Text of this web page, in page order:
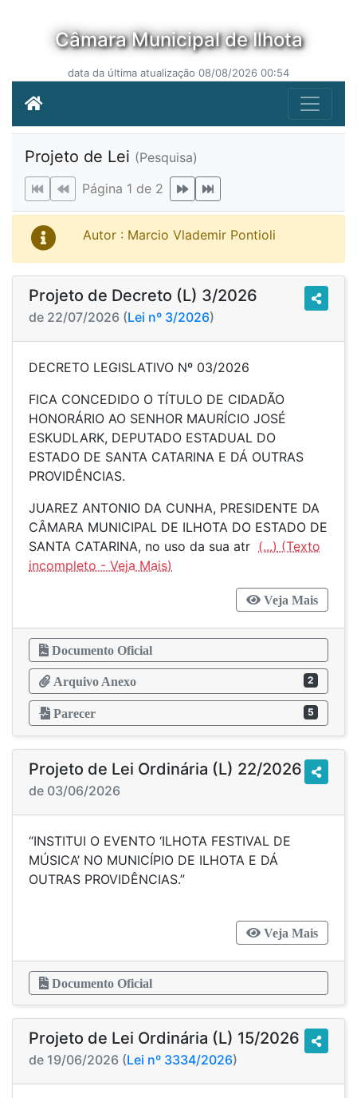
Câmara Municipal de Ilhota
data da última atualização 08/08/2026 00:54
Projeto de Lei (Pesquisa)
Página 1 de 2
Autor : Marcio Vlademir Pontioli
Projeto de Decreto (L) 3/2026
de 22/07/2026 (Lei nº 3/2026)
DECRETO LEGISLATIVO Nº 03/2026
FICA CONCEDIDO O TÍTULO DE CIDADÃO
HONORÁRIO AO SENHOR MAURÍCIO JOSÉ
ESKUDLARK, DEPUTADO ESTADUAL DO
ESTADO DE SANTA CATARINA E DÁ OUTRAS
PROVIDÊNCIAS.
JUAREZ ANTONIO DA CUNHA, PRESIDENTE DA
CÂMARA MUNICIPAL DE ILHOTA DO ESTADO DE
SANTA CATARINA, no uso da sua atr (...)
Veja Mais
Documento Oficial
Arquivo Anexo 2
Parecer 5
Projeto de Lei Ordinária (L) 22/2026
de 03/06/2026
“INSTITUI O EVENTO ‘ILHOTA FESTIVAL DE
MÚSICA’ NO MUNICÍPIO DE ILHOTA E DÁ
OUTRAS PROVIDÊNCIAS.”
Veja Mais
Documento Oficial
Projeto de Lei Ordinária (L) 15/2026
de 19/06/2026 (Lei nº 3334/2026)